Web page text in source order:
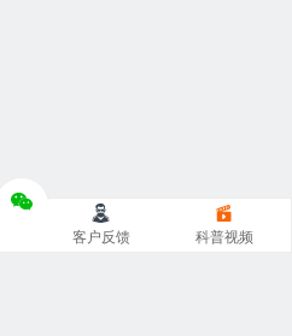
客户反馈 科普视频